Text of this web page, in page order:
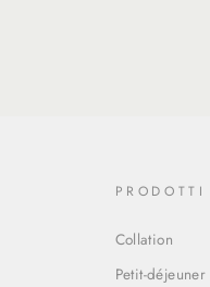
PRODOTTI
Collation
Petit-déjeuner